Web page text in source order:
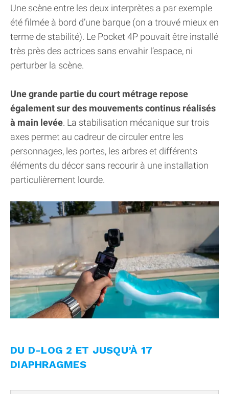
Une scène entre les deux interprètes a par exemple
été filmée à bord d’une barque (on a trouvé mieux en
terme de stabilité). Le Pocket 4P pouvait être installé
très près des actrices sans envahir l’espace, ni
perturber la scène.
Une grande partie du court métrage repose
également sur des mouvements continus réalisés
à main levée. La stabilisation mécanique sur trois
axes permet au cadreur de circuler entre les
personnages, les portes, les arbres et différents
éléments du décor sans recourir à une installation
particulièrement lourde.
DU D-LOG 2 ET JUSQU’À 17
DIAPHRAGMES